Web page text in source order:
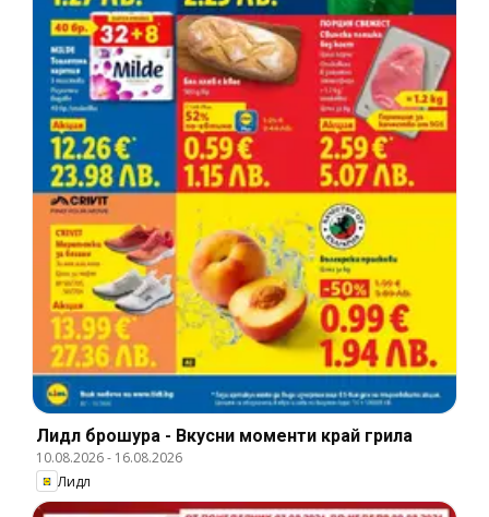
Лидл брошура - Вкусни моменти край грила
10.08.2026- 16.08.2026
Лидл